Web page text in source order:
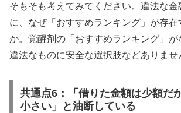
そもそも考えてみてください。違法な金
に、なぜ「おすすめランキング」が存在
か。覚醒剤の「おすすめランキング」が
違法なものに安全な選択肢などありませ
共通点6：「借りた金額は少額だ
小さい」と油断している